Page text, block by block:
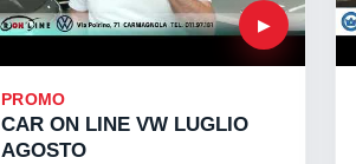
PROMO
CAR ON LINE VW LUGLIO
AGOSTO